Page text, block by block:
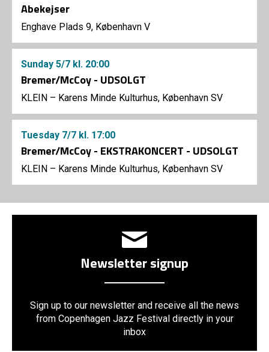
Abekejser
Enghave Plads 9, København V
Sunday 5/7 kl. 20:00
Bremer/McCoy - UDSOLGT
KLEIN – Karens Minde Kulturhus, København SV
Tuesday 7/7 kl. 17:00
Bremer/McCoy - EKSTRAKONCERT - UDSOLGT
KLEIN – Karens Minde Kulturhus, København SV
Newsletter signup
Sign up to our newsletter and receive all the news
from Copenhagen Jazz Festival directly in your
inbox